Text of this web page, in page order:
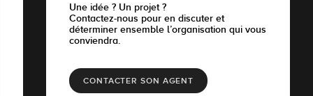
Une idée ? Un projet ?
Contactez-nous pour en discuter et
déterminer ensemble l’organisation qui vous
conviendra.
CONTACTER SON AGENT